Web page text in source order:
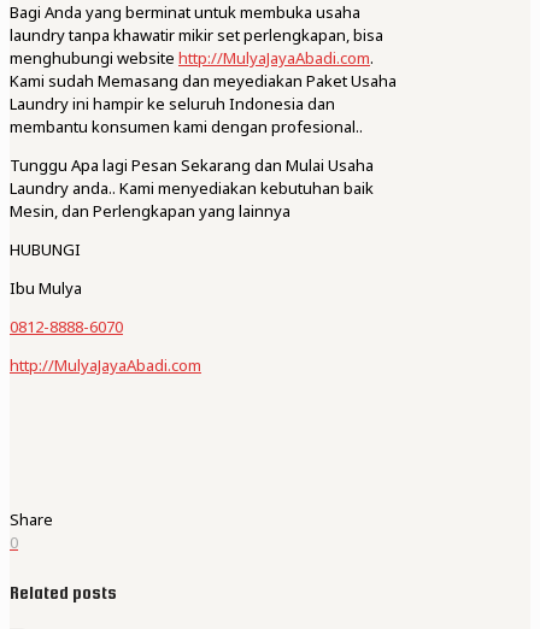
Bagi Anda yang berminat untuk membuka usaha
laundry tanpa khawatir mikir set perlengkapan, bisa
menghubungi website http://MulyaJayaAbadi.com.
Kami sudah Memasang dan meyediakan Paket Usaha
Laundry ini hampir ke seluruh Indonesia dan
membantu konsumen kami dengan profesional..
Tunggu Apa lagi Pesan Sekarang dan Mulai Usaha
Laundry anda.. Kami menyediakan kebutuhan baik
Mesin, dan Perlengkapan yang lainnya
HUBUNGI
Ibu Mulya
0812-8888-6070
http://MulyaJayaAbadi.com
Share
0
Related posts